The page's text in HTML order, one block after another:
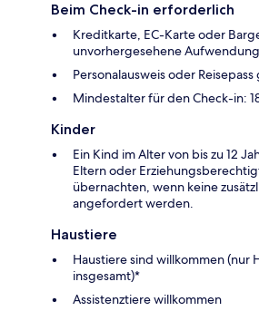
Beim Check-in erforderlich
Kreditkarte, EC-Karte oder
unvorhergesehene
Personalausweis oder
Mindestalter für den Check-in:
Kinder
Ein Kind im Alter von bis zu 12
Eltern oder
übernachten, wenn keine
angefordert werden.
Haustiere
Haustiere sind willkommen (nur
insgesamt)*
Assistenztiere willkommen